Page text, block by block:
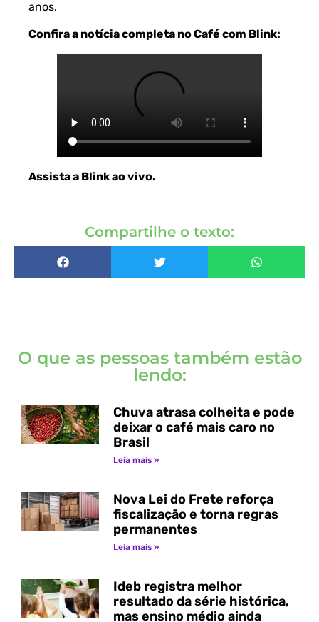
anos.
Confira a notícia completa no Café com Blink:
Assista a Blink ao vivo.
Compartilhe o texto:
O que as pessoas também estão
lendo:
Chuva atrasa colheita e pode
deixar o café mais caro no
Brasil
Leia mais »
Nova Lei do Frete reforça
fiscalização e torna regras
permanentes
Leia mais »
Ideb registra melhor
resultado da série histórica,
mas ensino médio ainda